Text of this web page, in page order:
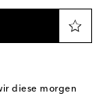
diese morgen